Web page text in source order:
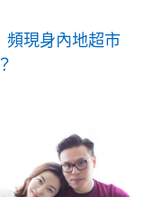
頻現身內地超市